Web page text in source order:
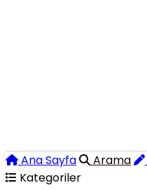
Ana Sayfa Arama
Kategoriler